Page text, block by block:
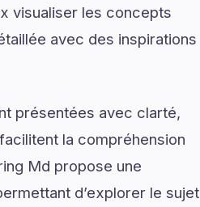
visualiser les concepts
avec des inspirations
présentées avec clarté,
la compréhension
Md propose une
d’explorer le sujet